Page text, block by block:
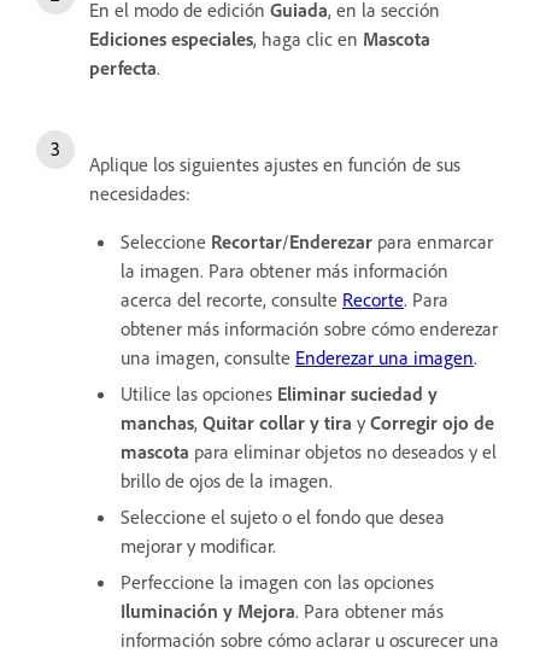
En el modo de edición Guiada, en la sección
Ediciones especiales, haga clic en Mascota
perfecta.
Aplique los siguientes ajustes en función de sus
necesidades:
Seleccione Recortar/Enderezar para enmarcar
la imagen. Para obtener más información
acerca del recorte, consulte Recorte. Para
obtener más información sobre cómo enderezar
una imagen, consulte Enderezar una imagen.
Utilice las opciones Eliminar suciedad y
manchas, Quitar collar y tira y Corregir ojo de
mascota para eliminar objetos no deseados y el
brillo de ojos de la imagen.
Seleccione el sujeto o el fondo que desea
mejorar y modificar.
Perfeccione la imagen con las opciones
Iluminación y Mejora. Para obtener más
información sobre cómo aclarar u oscurecer una